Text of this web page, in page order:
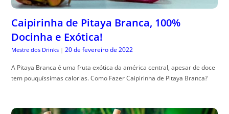
Caipirinha de Pitaya Branca, 100%
Docinha e Exótica!
Mestre dos Drinks | 20 de fevereiro de 2022
A Pitaya Branca é uma fruta exótica da américa central, apesar de doce
tem pouquíssimas calorias. Como Fazer Caipirinha de Pitaya Branca?